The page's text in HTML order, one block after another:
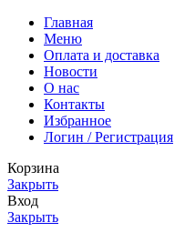
Главная
Меню
Оплата и доставка
Новости
О нас
Контакты
Избранное
Логин / Регистрация
Корзина
Закрыть
Вход
Закрыть